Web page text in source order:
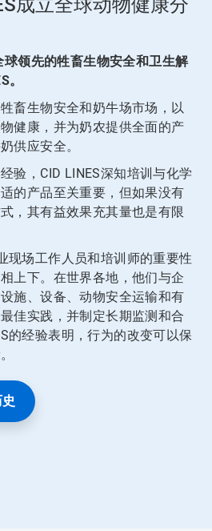
成立全球动物健康分
领先的牲畜生物安全和卫生解
。
畜生物安全和奶牛场市场，以
健康，并为奶农提供全面的产
供应安全。
验，CID LINES深知培训与化学
的产品至关重要，但如果没有
，其有益效果充其量也是有限
现场工作人员和培训师的重要性
上下。在世界各地，他们与企
施、设备、动物安全运输和有
佳实践，并制定长期监测和合
的经验表明，行为的改变可以保